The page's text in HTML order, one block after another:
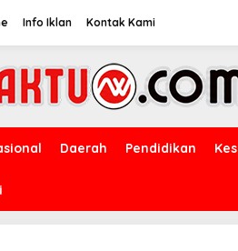
Info Iklan Kontak Kami
Daerah Pendidikan